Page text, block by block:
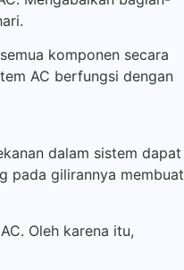
komponen secara
AC berfungsi dengan
dalam sistem dapat
pada gilirannya membuat
Oleh karena itu,